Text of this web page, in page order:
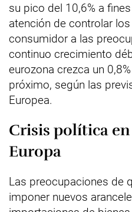
su pico del 10,6% a
atención de controlar
consumidor a las
continuo crecimiento
eurozona crezca un
próximo, según las
Europea.
Crisis política
Europa
Las preocupaciones de
imponer nuevos